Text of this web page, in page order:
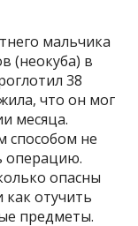
мальчика
(неокуба) в
38
что он мог
месяца.
способом не
операцию.
опасны
отучить
предметы.